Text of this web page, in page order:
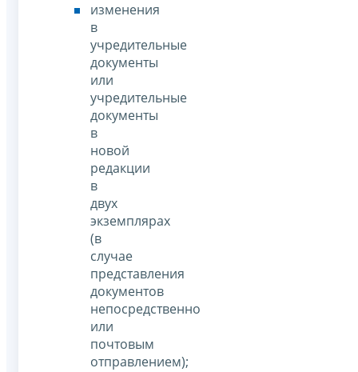
изменения
в
учредительные
документы
или
учредительные
документы
в
новой
редакции
в
двух
экземплярах
(в
случае
представления
документов
непосредственно
или
почтовым
отправлением);